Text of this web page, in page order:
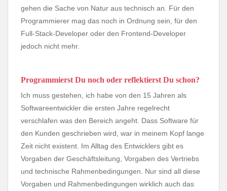
gehen die Sache von Natur aus technisch an. Für den
Programmierer mag das noch in Ordnung sein, für den
Full-Stack-Developer oder den Frontend-Developer
jedoch nicht mehr.
Programmierst Du noch oder reflektierst Du schon?
Ich muss gestehen, ich habe von den 15 Jahren als
Softwareentwickler die ersten Jahre regelrecht
verschlafen was den Bereich angeht. Dass Software für
den Kunden geschrieben wird, war in meinem Kopf lange
Zeit nicht existent. Im Alltag des Entwicklers gibt es
Vorgaben der Geschäftsleitung, Vorgaben des Vertriebs
und technische Rahmenbedingungen. Nur sind all diese
Vorgaben und Rahmenbedingungen wirklich auch das